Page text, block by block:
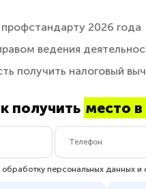
2026 года
ведения
получить налоговый
получить место в
персональных данных и